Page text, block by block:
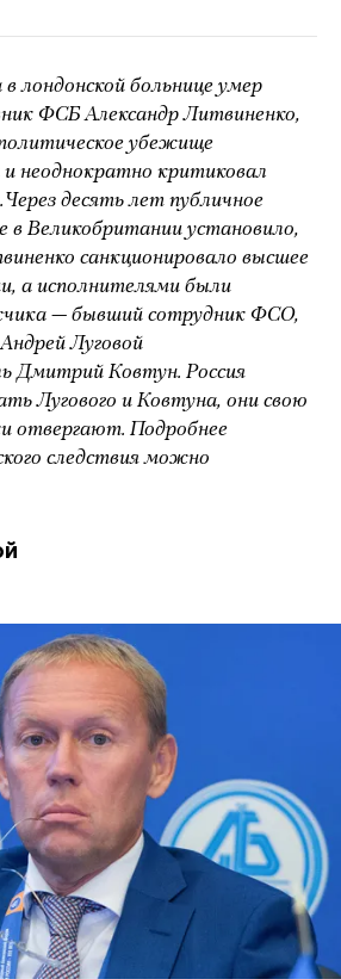
лондонской больнице умер
ФСБ Александр Литвиненко,
убежище
неоднократно критиковал
Через десять лет публичное
в Великобритании установило,
санкционировало высшее
а исполнителями были
— бывший сотрудник ФСО,
Луговой
Дмитрий Ковтун. Россия
Лугового и Ковтуна, они свою
отвергают. Подробнее
следствия можно